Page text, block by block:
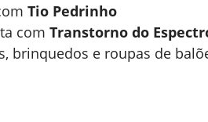
Tio Pedrinho
com Transtorno do
brinquedos e roupas de